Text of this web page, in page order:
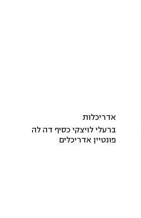
אדריכלות
ברעלי לויצקי כסיף דה לה
פונטיין אדריכלים